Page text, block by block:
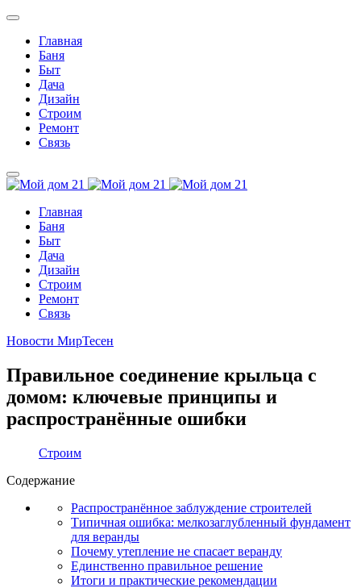
Главная
Баня
Быт
Дача
Дизайн
Строим
Ремонт
Связь
Главная
Баня
Быт
Дача
Дизайн
Строим
Ремонт
Связь
Новости МирТесен
Правильное соединение крыльца с
домом: ключевые принципы и
распространённые ошибки
Строим
Содержание
Распространённое заблуждение строителей
Типичная ошибка: мелкозаглубленный фундамент
для веранды
Почему утепление не спасает веранду
Единственно правильное решение
Итоги и практические рекомендации